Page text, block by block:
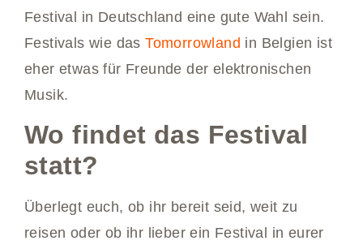
Festival in Deutschland eine gute Wahl sein.
Festivals wie dasTomorrowland in Belgien ist
eher etwas für Freunde der elektronischen
Musik.
Wo findet das Festival
statt?
Überlegt euch, ob ihr bereit seid, weit zu
reisen oder ob ihr lieber ein Festival in eurer